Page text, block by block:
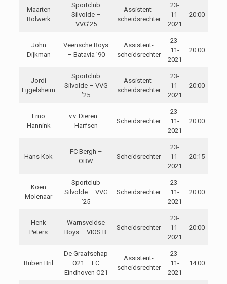
Maarten
Bolwerk
Sportclub
Silvolde –
VVG’25
Assistent-
scheidsrechter
23-
11-
2021
20:00
John
Dijkman
Veensche Boys
– Batavia ’90
Assistent-
scheidsrechter
23-
11-
2021
20:00
Jordi
Eijgelsheim
Sportclub
Silvolde – VVG
’25
Assistent-
scheidsrechter
23-
11-
2021
20:00
Erno
Hannink
v.v. Dieren –
Harfsen
Scheidsrechter
23-
11-
2021
20:00
Hans Kok
FC Bergh –
OBW
Scheidsrechter
23-
11-
2021
20:15
Koen
Molenaar
Sportclub
Silvolde – VVG
’25
Scheidsrechter
23-
11-
2021
20:00
Henk
Peters
Warnsveldse
Boys – VIOS B.
Scheidsrechter
23-
11-
2021
20:00
Ruben Bril
De Graafschap
O21 – FC
Eindhoven O21
Assistent-
scheidsrechter
23-
11-
2021
14:00